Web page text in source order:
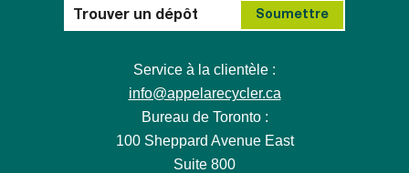
Service à la clientèle :
info@appelarecycler.ca
Bureau de Toronto :
100 Sheppard Avenue East
Suite 800